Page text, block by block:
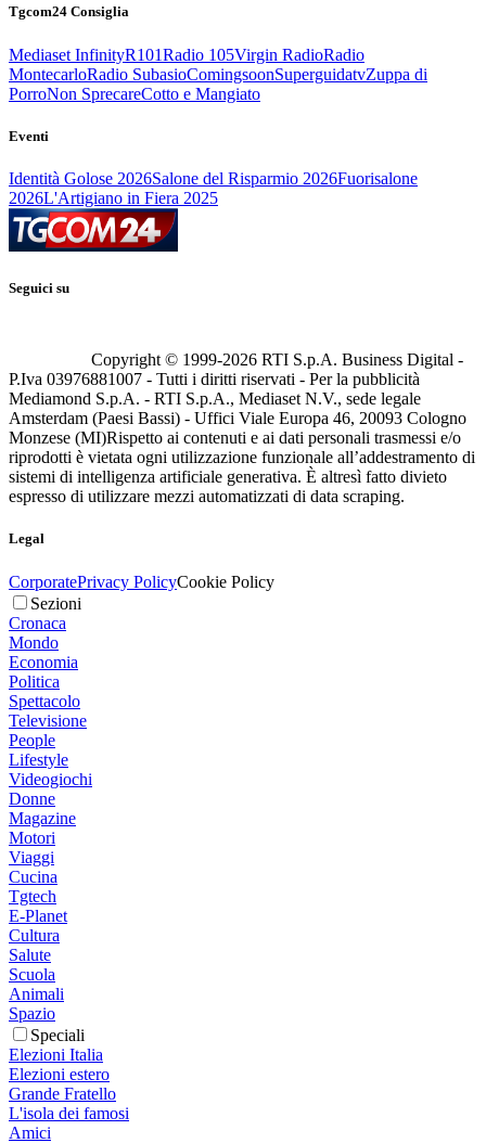
Tgcom24 Consiglia
Mediaset InfinityR101Radio 105Virgin RadioRadio
MontecarloRadio SubasioComingsoonSuperguidatvZuppa di
PorroNon SprecareCotto e Mangiato
Eventi
Identità Golose 2026Salone del Risparmio 2026Fuorisalone
2026L'Artigiano in Fiera 2025
Seguici su
Copyright © 1999-2026 RTI S.p.A. Business Digital -
P.Iva 03976881007 - Tutti i diritti riservati - Per la pubblicità
Mediamond S.p.A. - RTI S.p.A., Mediaset N.V., sede legale
Amsterdam (Paesi Bassi) - Uffici Viale Europa 46, 20093 Cologno
Monzese (MI)Rispetto ai contenuti e ai dati personali trasmessi e/o
riprodotti è vietata ogni utilizzazione funzionale all’addestramento di
sistemi di intelligenza artificiale generativa. È altresì fatto divieto
espresso di utilizzare mezzi automatizzati di data scraping.
Legal
CorporatePrivacy PolicyCookie Policy
Sezioni
Cronaca
Mondo
Economia
Politica
Spettacolo
Televisione
People
Lifestyle
Videogiochi
Donne
Magazine
Motori
Viaggi
Cucina
Tgtech
E-Planet
Cultura
Salute
Scuola
Animali
Spazio
Speciali
Elezioni Italia
Elezioni estero
Grande Fratello
L'isola dei famosi
Amici